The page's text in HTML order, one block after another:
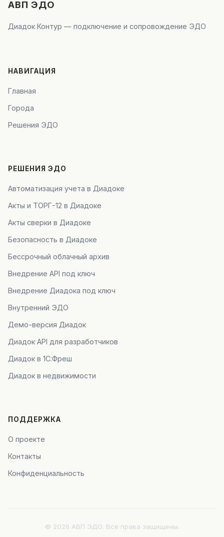
АВП ЭДО
Диадок Контур — подключение и сопровождение ЭДО
НАВИГАЦИЯ
Главная
Города
Решения ЭДО
РЕШЕНИЯ ЭДО
Автоматизация учета в Диадоке
Акты и ТОРГ-12 в Диадоке
Акты сверки в Диадоке
Безопасность в Диадоке
Бессрочный облачный архив
Внедрение API под ключ
Внедрение Диадока под ключ
Внутренний ЭДО
Демо-версия Диадок
Диадок API для разработчиков
Диадок в 1С:Фреш
Диадок в недвижимости
ПОДДЕРЖКА
О проекте
Контакты
Конфиденциальность
© 2026 АВП ЭДО. Все права защищены.